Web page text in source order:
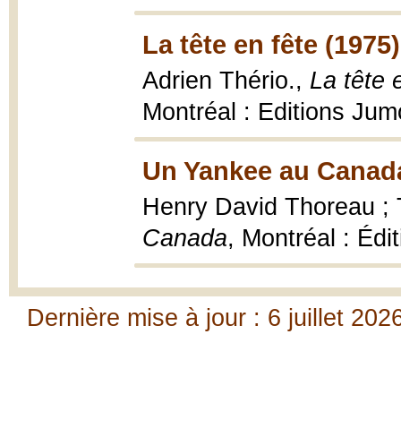
La tête en fête (1975)
Adrien Thério., La tête
Montréal : Editions
Un Yankee au
Henry David Thoreau
Canada, Montréal :
Dernière mise à jour : 6 juillet